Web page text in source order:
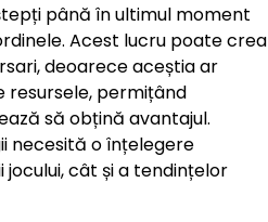
până în ultimul moment
Acest lucru poate crea
deoarece aceștia ar
resursele, permițând
să obțină avantajul.
necesită o înțelegere
cât și a tendințelor